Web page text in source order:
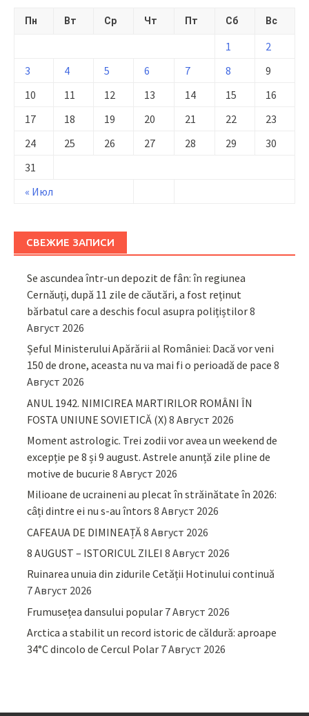
Пн Вт Ср Чт Пт Сб Вс
« Июл
1
2
3
4 5 6 7 8
9
10
11 12 13 14 15
16
17
18 19 20 21 22
23
24
25 26 27 28 29
30
31
СВЕЖИЕ ЗАПИСИ
Se ascundea într-un depozit de fân: în regiunea
Cernăuți, după 11 zile de căutări, a fost reținut
bărbatul care a deschis focul asupra polițiștilor8
Август 2026
Șeful Ministerului Apărării al României: Dacă vor veni
150 de drone, aceasta nu va mai fi o perioadă de pace 8
Август 2026
ANUL 1942. NIMICIREA MARTIRILOR ROMÂNI ÎN
FOSTA UNIUNE SOVIETICĂ (X) 8 Август 2026
Moment astrologic. Trei zodii vor avea un weekend de
excepție pe 8 și 9 august. Astrele anunță zile pline de
motive de bucurie 8 Август 2026
Milioane de ucraineni au plecat în străinătate în 2026:
câți dintre ei nu s-au întors 8 Август 2026
CAFEAUA DE DIMINEAȚĂ8 Август 2026
8 AUGUST – ISTORICUL ZILEI 8 Август 2026
Ruinarea unuia din zidurile Cetății Hotinului continuă
7 Август 2026
Frumusețea dansului popular 7 Август 2026
Arctica a stabilit un record istoric de căldură: aproape
34°C dincolo de Cercul Polar 7 Август 2026